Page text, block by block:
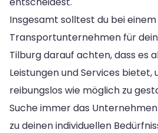
Insgesamt solltest du bei einem
Transportunternehmen für
Tilburg darauf achten, dass es
Leistungen und Services bietet,
reibungslos wie möglich zu
Suche immer das
zu deinen individuellen